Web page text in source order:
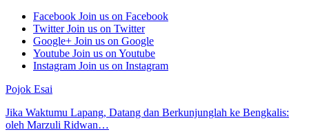
Facebook Join us on Facebook
Twitter Join us on Twitter
Google+ Join us on Google
Youtube Join us on Youtube
Instagram Join us on Instagram
Pojok Esai
Jika Waktumu Lapang, Datang dan Berkunjunglah ke Bengkalis:
oleh Marzuli Ridwan…